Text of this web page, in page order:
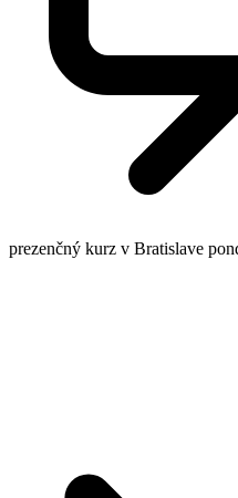
prezenčný kurz v Bratislave